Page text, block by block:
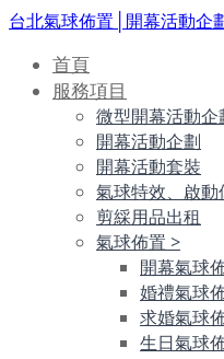
台北氣球佈置│開幕活動企
首頁
服務項目
微型開幕活動企
開幕活動企劃
開幕活動套裝
氣球特效、啟動
剪綵用品出租
氣球佈置 >
開幕氣球
婚禮氣球
求婚氣球
生日氣球